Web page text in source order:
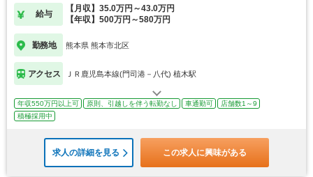
給与
【月収】35.0万円～43.0万円
【年収】500万円～580万円
勤務地 熊本県 熊本市北区
アクセス ＪＲ鹿児島本線(門司港－八代) 植木駅
年収550万円以上可 原則、引越しを伴う転勤なし 車通勤可
店舗数1～9
積極採用中
求人の詳細を見る この求人に興味がある